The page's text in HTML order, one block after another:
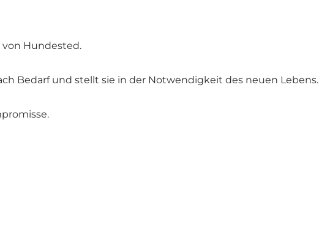
Hundested.
Bedarf und stellt sie in der Notwendigkeit des neuen Lebens.